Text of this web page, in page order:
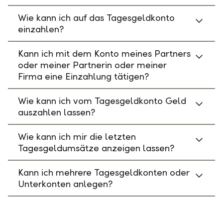
Wie kann ich auf das Tagesgeldkonto
einzahlen?
Kann ich mit dem Konto meines Partners
oder meiner Partnerin oder meiner
Firma eine Einzahlung tätigen?
Wie kann ich vom Tagesgeldkonto Geld
auszahlen lassen?
Wie kann ich mir die letzten
Tagesgeldumsätze anzeigen lassen?
Kann ich mehrere Tagesgeldkonten oder
Unterkonten anlegen?